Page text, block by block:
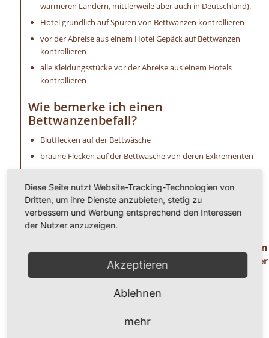
wärmeren Ländern, mittlerweile aber auch in Deutschland).
Hotel gründlich auf Spuren von Bettwanzen kontrollieren
vor der Abreise aus einem Hotel Gepäck auf Bettwanzen
kontrollieren
alle Kleidungsstücke vor der Abreise aus einem Hotels
kontrollieren
Wie bemerke ich einen
Bettwanzenbefall?
Blutflecken auf der Bettwäsche
braune Flecken auf der Bettwäsche von deren Exkrementen
extreme Schwellungen (Bisse) an der Haut
allergische Reaktionen, wie Hautirritationen u. a.
unangenehmer Juckreiz
Haben Sie Fragen oder benötigen Hilfe ? Dann
rufen Sie uns einfach an unter der
Telefonnummer
0 8 2 4 1 / 8 0 2 9 1 7 1.
Wir freuen uns auf ihren Anruf!
Diese Seite nutzt Website-Tracking-Technologien von
Dritten, um ihre Dienste anzubieten, stetig zu
verbessern und Werbung entsprechend den Interessen
der Nutzer anzuzeigen.
Akzeptieren
Ablehnen
mehr